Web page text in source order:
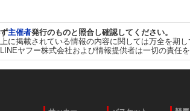
主催者発行のものと照合し確認してください。
に掲載されている情報の内容に関しては万全を期
ヤフー株式会社および情報提供者は一切の責任を